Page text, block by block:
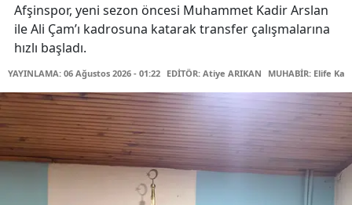
Afşinspor, yeni sezon öncesi Muhammet Kadir Arslan
ile Ali Çam’ı kadrosuna katarak transfer çalışmalarına
hızlı başladı.
YAYINLAMA: 06 Ağustos 2026 - 01:22 EDİTÖR: Atiye ARIKAN MUHABİR: Elife